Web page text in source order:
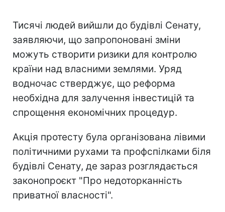
Тисячі людей вийшли до будівлі Сенату,
заявляючи, що запропоновані зміни
можуть створити ризики для контролю
країни над власними землями. Уряд
водночас стверджує, що реформа
необхідна для залучення інвестицій та
спрощення економічних процедур.
Акція протесту була організована лівими
політичними рухами та профспілками біля
будівлі Сенату, де зараз розглядається
законопроєкт "Про недоторканність
приватної власності".